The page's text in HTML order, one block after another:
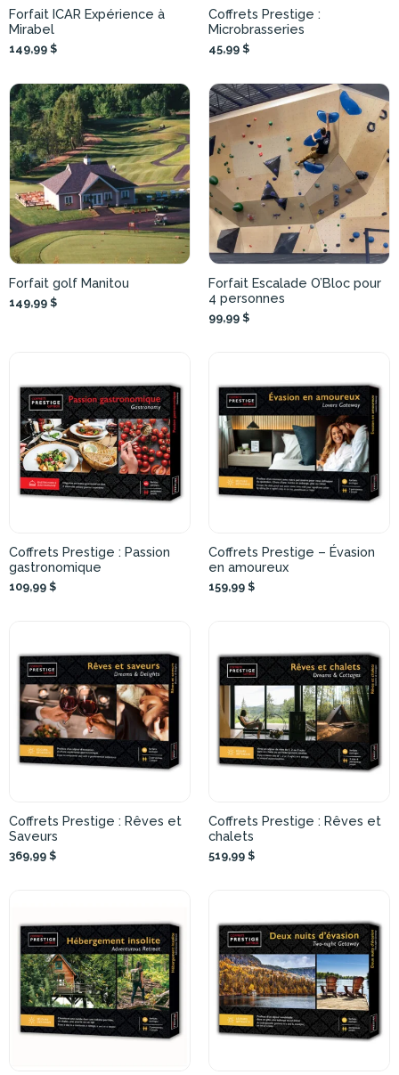
Forfait ICAR Expérience à
Mirabel
149,99 $
Coffrets Prestige :
Microbrasseries
45,99 $
Forfait golf Manitou
149,99 $
Forfait Escalade O’Bloc pour
4 personnes
99,99 $
Coffrets Prestige : Passion
gastronomique
109,99 $
Coffrets Prestige – Évasion
en amoureux
159,99 $
Coffrets Prestige : Rêves et
Saveurs
369,99 $
Coffrets Prestige : Rêves et
chalets
519,99 $